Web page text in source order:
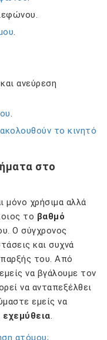
.
ανεύρεση
.
το κινητό
στο
μόνο χρήσιμα αλλά
το βαθμό
Ο σύγχρονος
και συχνά
του. Από
να βγάλουμε τον
να ανταπεξέλθει
εμείς να
εχεμύθεια.
ατόμου;